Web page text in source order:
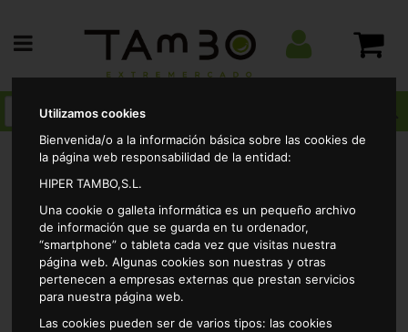
Utilizamos cookies
Bienvenida/o a la información básica sobre las cookies de
la página web responsabilidad de la entidad:
HIPER TAMBO,S.L.
Una cookie o galleta informática es un pequeño archivo
de información que se guarda en tu ordenador,
“smartphone” o tableta cada vez que visitas nuestra
página web. Algunas cookies son nuestras y otras
pertenecen a empresas externas que prestan servicios
para nuestra página web.
Las cookies pueden ser de varios tipos: las cookies